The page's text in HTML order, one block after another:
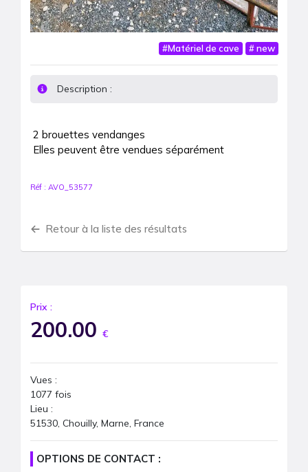
#Matériel de cave #new
Description :
2 brouettes vendanges
Elles peuvent être vendues séparément
Réf : AVO_53577
Retour à la liste des résultats
Prix :
200.00 €
Vues :
1077 fois
Lieu :
51530, Chouilly, Marne, France
OPTIONS DE CONTACT :